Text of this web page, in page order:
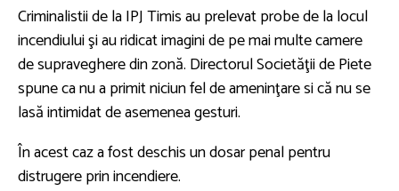
Criminalistii de la IPJ Timis au prelevat probe de la locul
incendiului şi au ridicat imagini de pe mai multe camere
de supraveghere din zonă. Directorul Societăţii de Piete
spune ca nu a primit niciun fel de ameninţare si că nu se
lasă intimidat de asemenea gesturi.
În acest caz a fost deschis un dosar penal pentru
distrugere prin incendiere.